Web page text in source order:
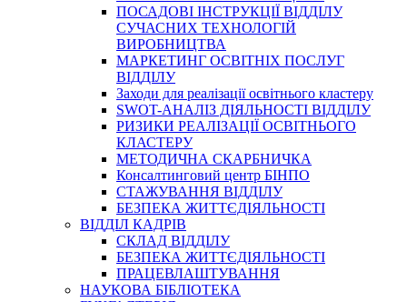
ПОСАДОВІ ІНСТРУКЦІЇ ВІДДІЛУ
СУЧАСНИХ ТЕХНОЛОГІЙ
ВИРОБНИЦТВА
МАРКЕТИНГ ОСВІТНІХ ПОСЛУГ
ВІДДІЛУ
Заходи для реалізації освітнього кластеру
SWOT-АНАЛІЗ ДІЯЛЬНОСТІ ВІДДІЛУ
РИЗИКИ РЕАЛІЗАЦІЇ ОСВІТНЬОГО
КЛАСТЕРУ
МЕТОДИЧНА СКАРБНИЧКА
Консалтинговий центр БІНПО
СТАЖУВАННЯ ВІДДІЛУ
БЕЗПЕКА ЖИТТЄДІЯЛЬНОСТІ
ВІДДІЛ КАДРІВ
СКЛАД ВІДДІЛУ
БЕЗПЕКА ЖИТТЄДІЯЛЬНОСТІ
ПРАЦЕВЛАШТУВАННЯ
НАУКОВА БІБЛІОТЕКА